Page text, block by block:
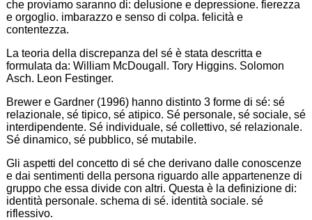
che proviamo saranno di: delusione e depressione. fierezza
e orgoglio. imbarazzo e senso di colpa. felicità e
contentezza.
La teoria della discrepanza del sé è stata descritta e
formulata da: William McDougall. Tory Higgins. Solomon
Asch. Leon Festinger.
Brewer e Gardner (1996) hanno distinto 3 forme di sé: sé
relazionale, sé tipico, sé atipico. Sé personale, sé sociale, sé
interdipendente. Sé individuale, sé collettivo, sé relazionale.
Sé dinamico, sé pubblico, sé mutabile.
Gli aspetti del concetto di sé che derivano dalle conoscenze
e dai sentimenti della persona riguardo alle appartenenze di
gruppo che essa divide con altri. Questa è la definizione di:
identità personale. schema di sé. identità sociale. sé
riflessivo.